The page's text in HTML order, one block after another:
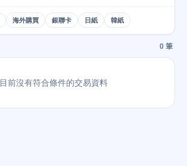
海外購買 銀聯卡 日紙 韓紙
0 筆
目前沒有符合條件的交易資料